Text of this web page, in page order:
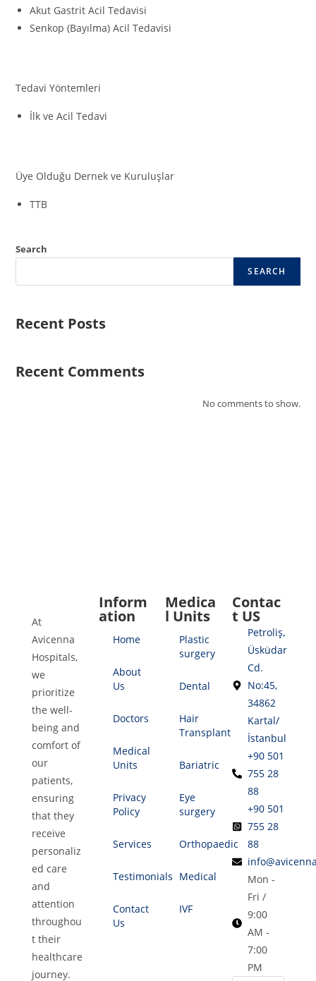
Akut Gastrit Acil Tedavisi
Senkop (Bayılma) Acil Tedavisi
Tedavi Yöntemleri
İlk ve Acil Tedavi
Üye Olduğu Dernek ve Kuruluşlar
TTB
Search
SEARCH
Recent Posts
Recent Comments
No comments to show.
At
Avicenna
Hospitals,
we
prioritize
the well-
being and
comfort of
our
patients,
ensuring
that they
receive
personaliz
ed care
and
attention
throughou
t their
healthcare
journey.
Inform
ation
Home
About
Us
Doctors
Medical
Units
Privacy
Policy
Services
Testimonials
Contact
Us
Medica
l Units
Plastic
surgery
Dental
Hair
Transplant
Bariatric
Eye
surgery
Orthopaedic
Medical
IVF
Contac
t US
Petroliş,
Üsküdar
Cd.
No:45,
34862
Kartal/
İstanbul
+90 501
755 28
88
+90 501
755 28
88
Mon -
Fri /
9:00
AM -
7:00
PM